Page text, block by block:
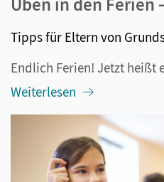
Üben in den Ferien
Tipps für Eltern von
Weiterlesen